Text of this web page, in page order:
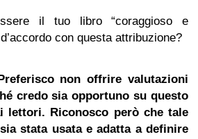
il tuo libro “coraggioso e
con questa attribuzione?
non offrire valutazioni
credo sia opportuno su questo
lettori. Riconosco però che tale
stata usata e adatta a definire